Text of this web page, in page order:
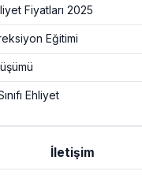
Fiyatları 2025
Eğitimi
Ehliyet
İletişim